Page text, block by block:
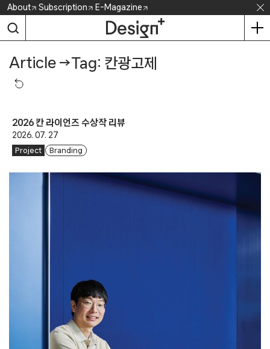
Skip
content
About Subscription E-Magazine
Article →Tag: 칸광고제
2026 칸 라이언즈 수상작 리뷰
2026. 07. 27
Project Branding